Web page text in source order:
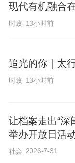
现代有机融合
时政 13小时前
追光的你｜太
时政 13小时前
让档案走出“深
举办开放日活
社会 2026-7-31